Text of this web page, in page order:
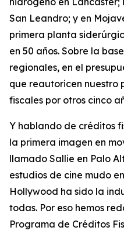
San Leandro; y en
primera planta
en 50 años. Sobre la
regionales, en el
que reautoricen nuestro
fiscales por otros cinco
Y hablando de créditos
la primera imagen en
llamado Sallie en Palo
estudios de cine mudo
Hollywood ha sido la
todas. Por eso hemos
Programa de Créditos